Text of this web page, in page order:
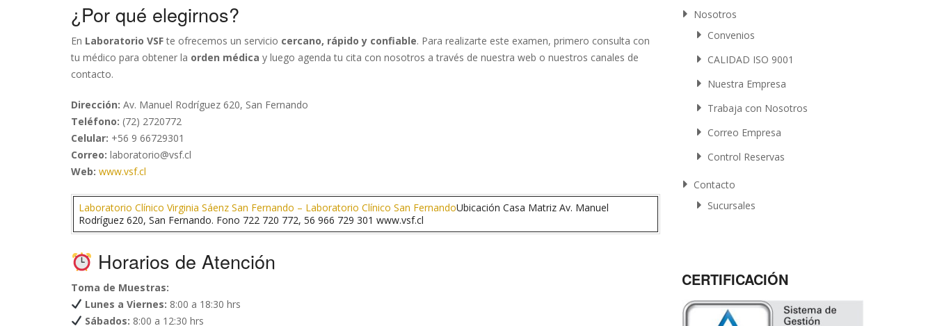
¿Por qué elegirnos?
En Laboratorio VSFte ofrecemos un servicio cercano, rápido y confiable. Para realizarte este examen, primero consulta con
tu médico para obtener la orden médica y luego agenda tu cita con nosotros a través de nuestra web o nuestros canales de
contacto.
Dirección: Av. Manuel Rodríguez 620, San Fernando
Teléfono: (72) 2720772
Celular: +56 9 66729301
Correo: laboratorio@vsf.cl
Web: www.vsf.cl
Laboratorio Clínico Virginia Sáenz San Fernando – Laboratorio Clínico San FernandoUbicación Casa Matriz Av. Manuel
Rodríguez 620, San Fernando. Fono 722 720 772, 56 966 729 301 www.vsf.cl
Horarios de Atención
Toma de Muestras:
Lunes a Viernes: 8:00 a 18:30 hrs
Sábados: 8:00 a 12:30 hrs
Nosotros
Convenios
CALIDAD ISO 9001
Nuestra Empresa
Trabaja con Nosotros
Correo Empresa
Control Reservas
Contacto
Sucursales
CERTIFICACIÓN